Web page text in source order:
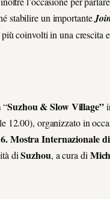
stabilire un importante
più coinvolti in una crescita
“Suzhou & Slow Village”
12.00), organizzato in
Mostra Internazionale
diSuzhou, a cura di